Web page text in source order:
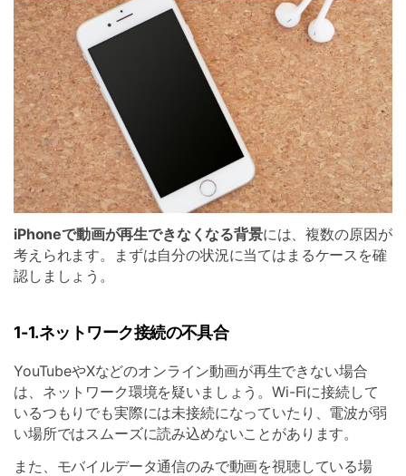
iPhoneで動画が再生できなくなる背景には、複数の原因が
考えられます。まずは自分の状況に当てはまるケースを確
認しましょう。
1-1.ネットワーク接続の不具合
YouTubeやXなどのオンライン動画が再生できない場合
は、ネットワーク環境を疑いましょう。Wi-Fiに接続して
いるつもりでも実際には未接続になっていたり、電波が弱
い場所ではスムーズに読み込めないことがあります。
また、モバイルデータ通信のみで動画を視聴している場